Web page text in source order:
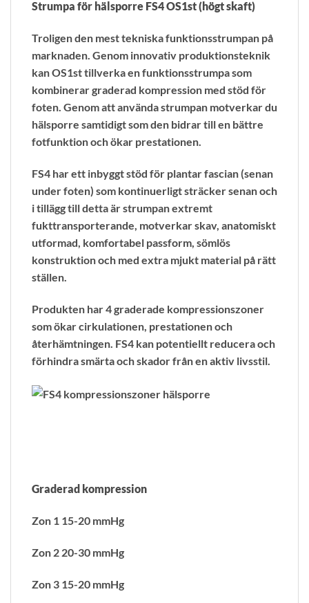
Strumpa för hälsporre FS4 OS1st (högt skaft)
Troligen den mest tekniska funktionsstrumpan på
marknaden. Genom innovativ produktionsteknik
kan OS1st tillverka en funktionsstrumpa som
kombinerar graderad kompression med stöd för
foten. Genom att använda strumpan motverkar du
hälsporre samtidigt som den bidrar till en bättre
fotfunktion och ökar prestationen.
FS4 har ett inbyggt stöd för plantar fascian (senan
under foten) som kontinuerligt sträcker senan och
i tillägg till detta är strumpan extremt
fukttransporterande, motverkar skav, anatomiskt
utformad, komfortabel passform, sömlös
konstruktion och med extra mjukt material på rätt
ställen.
Produkten har 4 graderade kompressionszoner
som ökar cirkulationen, prestationen och
återhämtningen. FS4 kan potentiellt reducera och
förhindra smärta och skador från en aktiv livsstil.
Graderad kompression
Zon 1 15-20 mmHg
Zon 2 20-30 mmHg
Zon 3 15-20 mmHg